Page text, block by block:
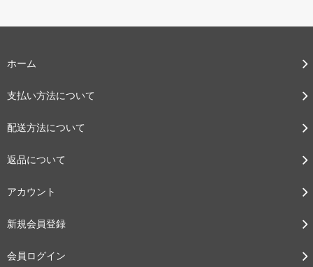
ホーム
支払い方法について
配送方法について
返品について
アカウント
新規会員登録
会員ログイン